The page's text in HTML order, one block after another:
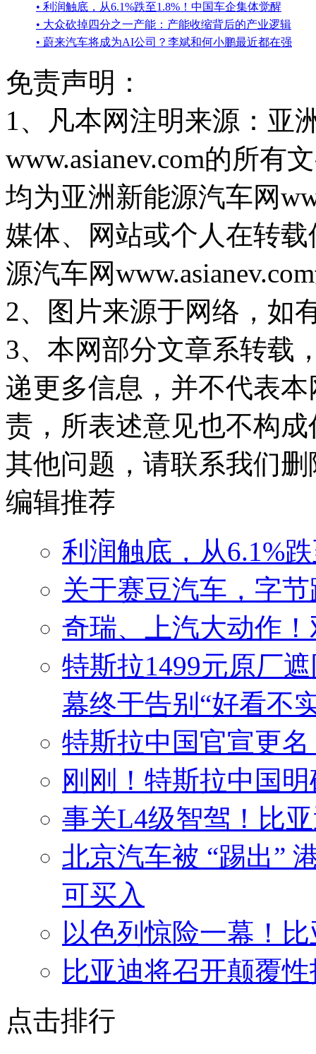
• 利润触底，从6.1%跌至1.8%！中国车企集体觉醒
• 大众砍掉四分之一产能：产能收缩背后的产业逻辑
• 蔚来汽车将成为AI公司？李斌和何小鹏最近都在强
免责声明：
1、凡本网注明来源：亚
www.asianev.com的所有
均为亚洲新能源汽车网
媒体、网站或个人在转
源汽车网
2、图片来源于网络，如
3、本网部分文章系转载
递更多信息，并不代表
责，所表述意见也不构
其他问题，请联系我们
编辑推荐
利润触底，从6.1%
关于赛豆汽车，字
奇瑞、上汽大动作
特斯拉1499元原厂
幕终于告别“好看不
特斯拉中国官宣更
刚刚！特斯拉中国
事关L4级智驾！比
北京汽车被 “踢出”
可买入
以色列惊险一幕！
比亚迪将召开颠覆
点击排行